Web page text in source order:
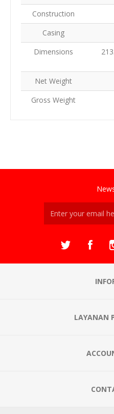
Construction
Casing
Dimensions
Net Weight
Gross Weight
LAYANAN